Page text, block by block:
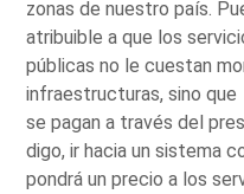
zonas de nuestro país.
atribuible a que los
públicas no le cuestan
infraestructuras, sino que
se pagan a través del
digo, ir hacia un sistema
pondrá un precio a los